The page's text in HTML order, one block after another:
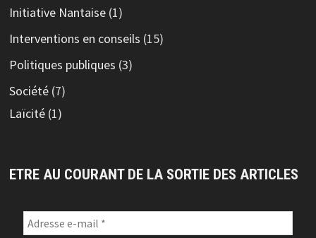
Initiative Nantaise (1)
Interventions en conseils (15)
Politiques publiques (3)
Société (7)
Laïcité (1)
ETRE AU COURANT DE LA SORTIE DES ARTICLES